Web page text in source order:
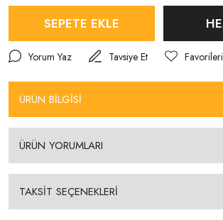
SEPETE EKLE
Yorum Yaz Tavsiye Et
ÜRÜN BİLGİSİ
ÜRÜN YORUMLARI
TAKSİT SEÇENEKLERİ